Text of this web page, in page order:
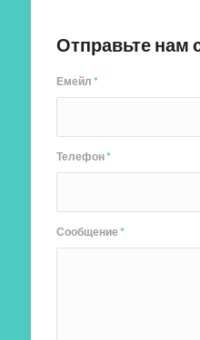
Отправьте нам
Емейл*
Телефон*
Сообщение*